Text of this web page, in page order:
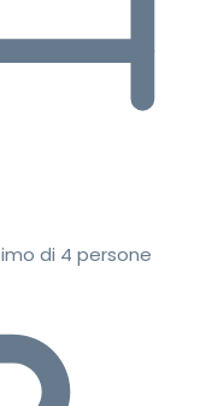
di 4 persone